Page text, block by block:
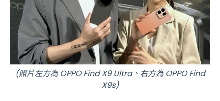
(照片左方為 OPPO Find X9 Ultra、右方為 OPPO Find
X9s)